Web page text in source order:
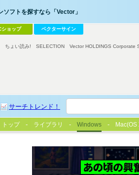
ソフトを探すなら「Vector」
ショップ ベクターサイン
サーチトレンド！
ちょい読み! SELECTION Vector HOLDINGS Corporate
トップ ライブラリ Windows Mac(OS